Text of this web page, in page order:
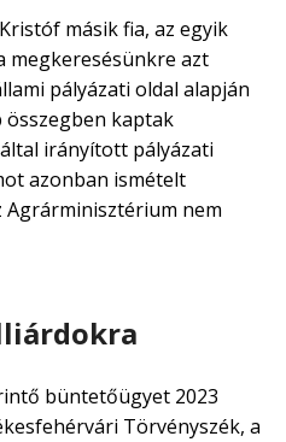
másik fia, az egyik
megkeresésünkre azt
pályázati oldal alapján
kaptak
irányított pályázati
azonban ismételt
Agrárminisztérium nem
büntetőügyet 2023
Törvényszék, a